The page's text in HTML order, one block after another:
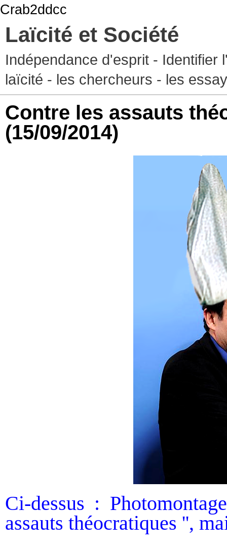
Crab2ddcc
Laïcité et Société
Indépendance d'esprit - Identifier
laïcité - les chercheurs - les
Contre les assauts
(15/09/2014)
Ci-dessus :
assauts théocratiques '',